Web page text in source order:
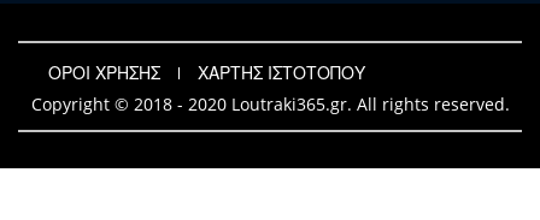
ΟΡΟΙ ΧΡΗΣΗΣ
ΧΑΡΤΗΣ ΙΣΤΟΤΟΠΟΥ
Copyright © 2018 - 2020 Loutraki365.gr. All rights reserved.